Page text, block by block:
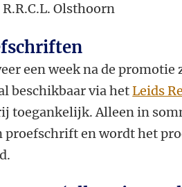
Olsthoorn
een week na de
beschikbaar via hetLeids
toegankelijk. Alleen in
proefschrift en wordt het